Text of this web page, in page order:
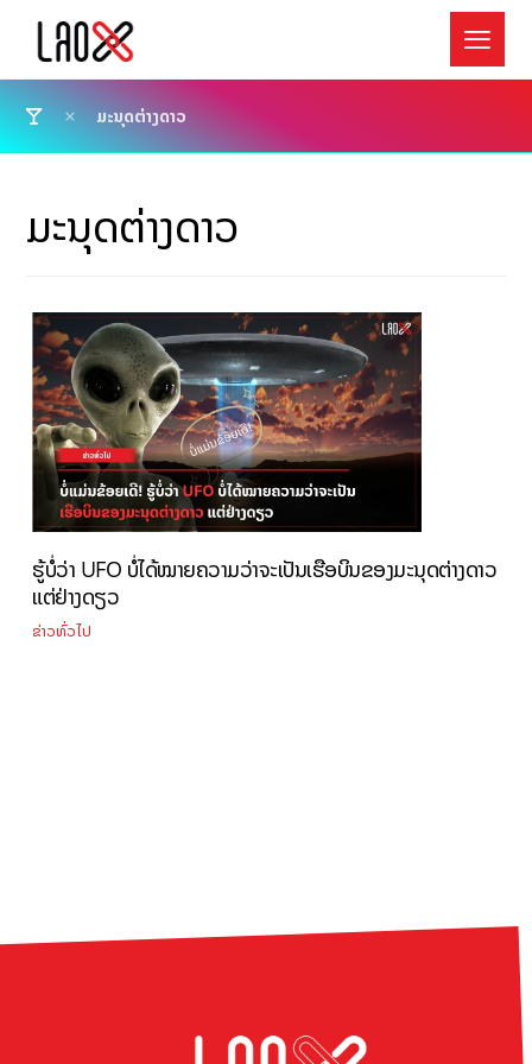
ມະນຸດຕ່າງດາວ
ມະນຸດຕ່າງດາວ
ຮູ້ບໍ່ວ່າ UFO ບໍ່ໄດ້ໝາຍຄວາມວ່າຈະເປັນເຮືອບິນຂອງມະນຸດຕ່າງດາວ
ແຕ່ຢ່າງດຽວ
ຂ່າວທົ່ວໄປ